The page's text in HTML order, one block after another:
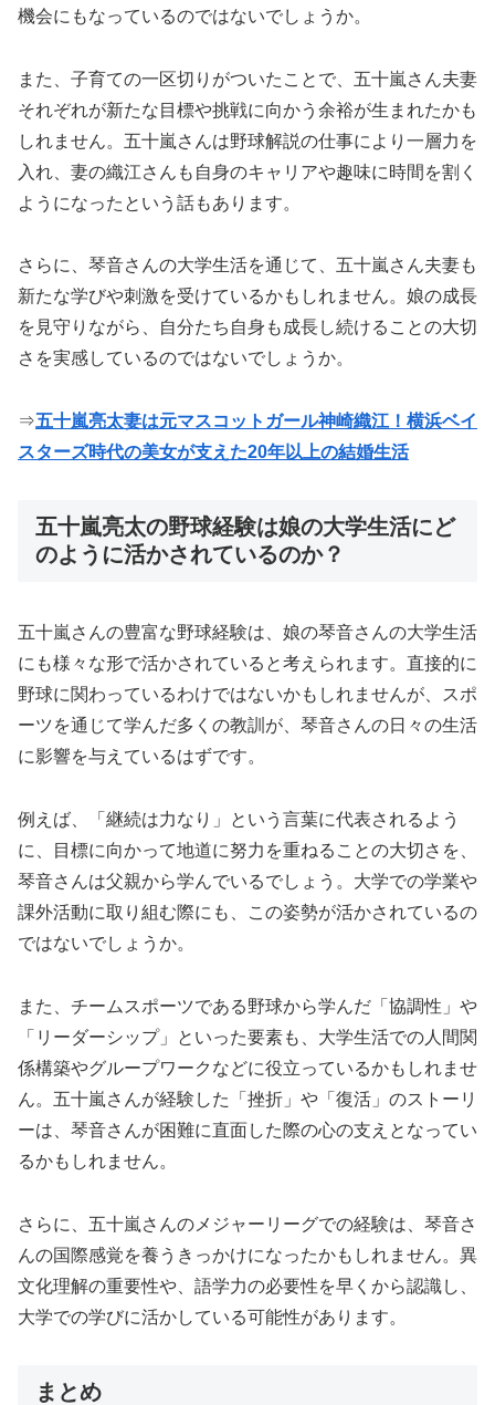
機会にもなっているのではないでしょうか。
また、子育ての一区切りがついたことで、五十嵐さん夫妻
それぞれが新たな目標や挑戦に向かう余裕が生まれたかも
しれません。五十嵐さんは野球解説の仕事により一層力を
入れ、妻の織江さんも自身のキャリアや趣味に時間を割く
ようになったという話もあります。
さらに、琴音さんの大学生活を通じて、五十嵐さん夫妻も
新たな学びや刺激を受けているかもしれません。娘の成長
を見守りながら、自分たち自身も成長し続けることの大切
さを実感しているのではないでしょうか。
⇒五十嵐亮太妻は元マスコットガール神崎織江！横浜ベイ
スターズ時代の美女が支えた20年以上の結婚生活
五十嵐亮太の野球経験は娘の大学生活にど
のように活かされているのか？
五十嵐さんの豊富な野球経験は、娘の琴音さんの大学生活
にも様々な形で活かされていると考えられます。直接的に
野球に関わっているわけではないかもしれませんが、スポ
ーツを通じて学んだ多くの教訓が、琴音さんの日々の生活
に影響を与えているはずです。
例えば、「継続は力なり」という言葉に代表されるよう
に、目標に向かって地道に努力を重ねることの大切さを、
琴音さんは父親から学んでいるでしょう。大学での学業や
課外活動に取り組む際にも、この姿勢が活かされているの
ではないでしょうか。
また、チームスポーツである野球から学んだ「協調性」や
「リーダーシップ」といった要素も、大学生活での人間関
係構築やグループワークなどに役立っているかもしれませ
ん。五十嵐さんが経験した「挫折」や「復活」のストーリ
ーは、琴音さんが困難に直面した際の心の支えとなってい
るかもしれません。
さらに、五十嵐さんのメジャーリーグでの経験は、琴音さ
んの国際感覚を養うきっかけになったかもしれません。異
文化理解の重要性や、語学力の必要性を早くから認識し、
大学での学びに活かしている可能性があります。
まとめ